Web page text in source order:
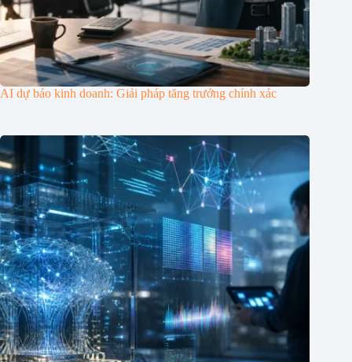
AI dự báo kinh doanh: Giải pháp tăng trưởng chính xác